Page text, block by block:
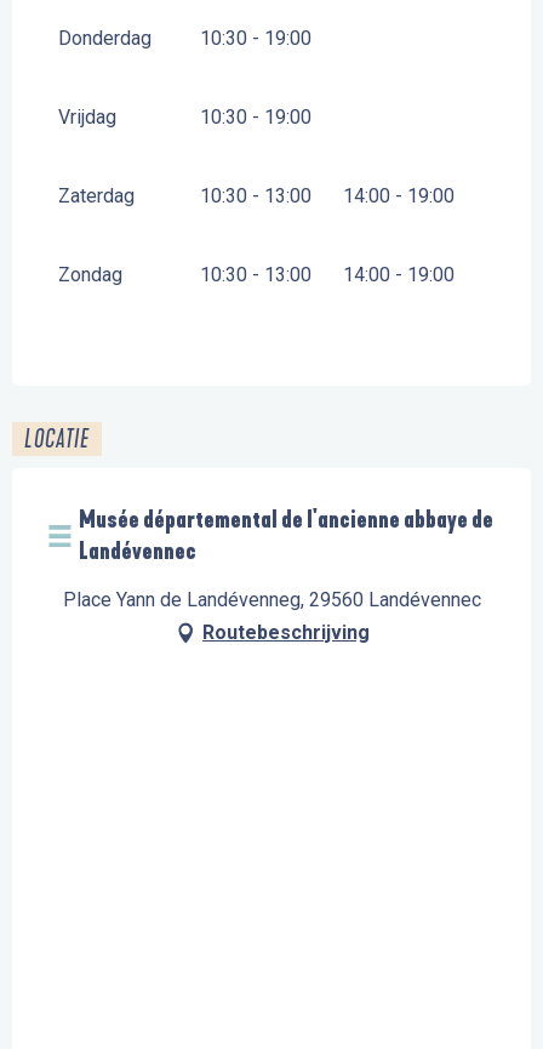
Donderdag 10:30 - 19:00
Vrijdag 10:30 - 19:00
Zaterdag 10:30 - 13:00 14:00 - 19:00
Zondag 10:30 - 13:00 14:00 - 19:00
LOCATIE
Musée départemental de l'ancienne abbaye de
Landévennec
Place Yann de Landévenneg, 29560 Landévennec
Routebeschrijving